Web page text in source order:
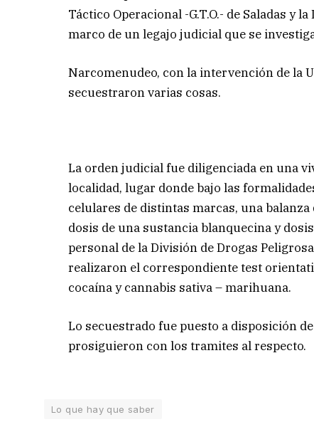
Táctico Operacional -G.T.O.- de Saladas y
marco de un legajo judicial que se
Narcomenudeo, con la intervención de la
secuestraron varias cosas.
La orden judicial fue diligenciada en una
localidad, lugar donde bajo las
celulares de distintas marcas, una
dosis de una sustancia blanquecina y
personal de la División de Drogas
realizaron el correspondiente test
cocaína y cannabis sativa – marihuana.
Lo secuestrado fue puesto a disposición
prosiguieron con los tramites al respecto.
Lo que hay que saber